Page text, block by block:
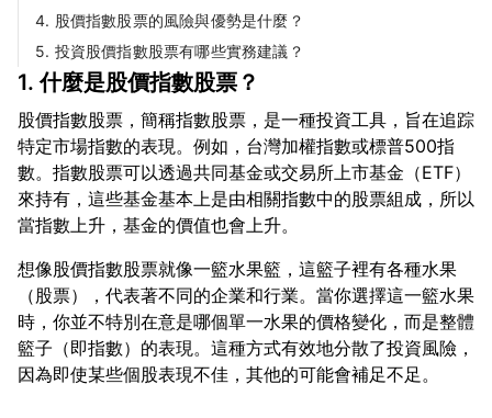
4. 股價指數股票的風險與優勢是什麼？
5. 投資股價指數股票有哪些實務建議？
1. 什麼是股價指數股票？
股價指數股票，簡稱指數股票，是一種投資工具，旨在追踪
特定市場指數的表現。例如，台灣加權指數或標普500指
數。指數股票可以透過共同基金或交易所上市基金（ETF）
來持有，這些基金基本上是由相關指數中的股票組成，所以
想像股價指數股票就像一籃水果籃，這籃子裡有各種水果
（股票），代表著不同的企業和行業。當你選擇這一籃水果
時，你並不特別在意是哪個單一水果的價格變化，而是整體
籃子（即指數）的表現。這種方式有效地分散了投資風險，